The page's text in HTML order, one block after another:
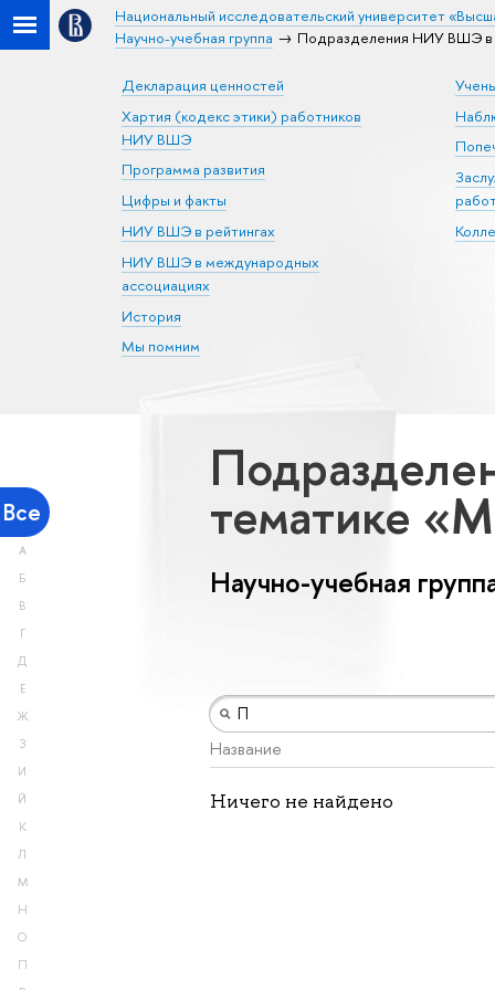
Национальный исследовательский университет
Научно-учебная группа
Подразделения НИУ ВШЭ в
Декларация ценностей
Хартия (кодекс этики) работников
НИУ ВШЭ
Программа развития
Цифры и факты
НИУ ВШЭ в рейтингах
НИУ ВШЭ в международных
ассоциациях
История
Мы помним
Все
А
Б
В
Г
Д
Е
Ж
З
И
Й
К
Л
М
Н
О
П
тематике
Научно-учебная
Название
Ничего не найдено